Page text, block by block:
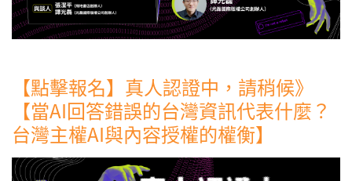
【點擊報名】真人認證中，請稍候》
【當AI回答錯誤的台灣資訊代表什麼？
台灣主權AI與內容授權的權衡】